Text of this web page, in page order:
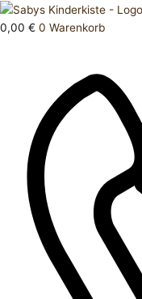
Zum
Inhalt
0,00 € 0 Warenkorb
Products
search
Hose
lang